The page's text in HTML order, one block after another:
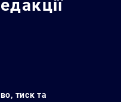
тиск та